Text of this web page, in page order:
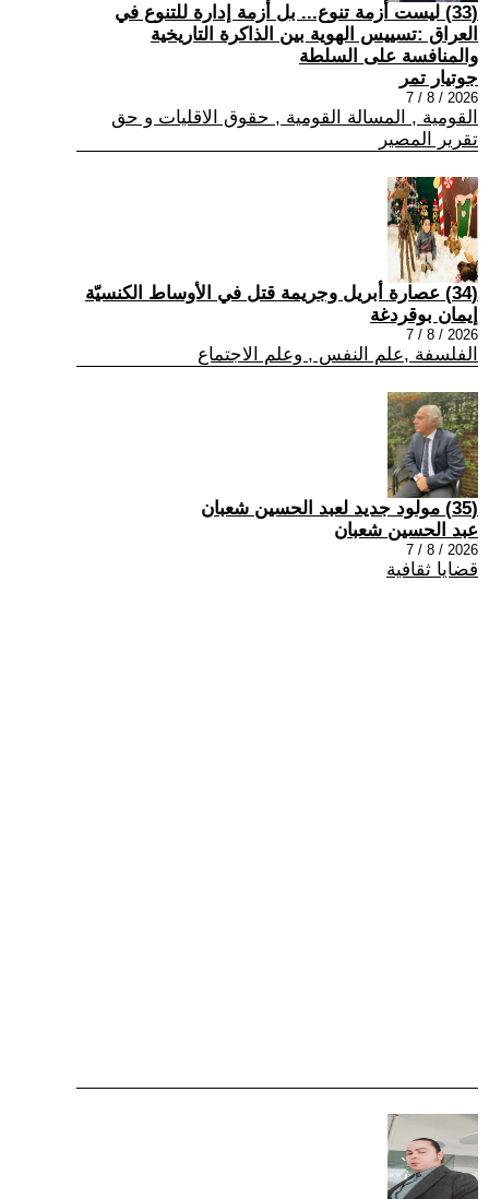
(33) ليست أزمة تنوع... بل أزمة إدارة للتنوع في
العراق :تسييس الهوية بين الذاكرة التاريخية
والمنافسة على السلطة
جوتيار تمر
2026 / 8 / 7
القومية , المسالة القومية , حقوق الاقليات و حق
تقرير المصير
(34) عصارة أبريل وجريمة قتل في الأوساط الكنسيّة
إيمان بوقردغة
2026 / 8 / 7
الفلسفة ,علم النفس , وعلم الاجتماع
(35) مولود جديد لعبد الحسين شعبان
عبد الحسين شعبان
2026 / 8 / 7
قضايا ثقافية